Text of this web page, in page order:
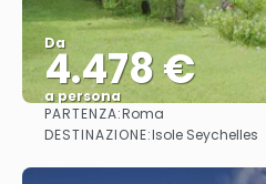
Da
4.478 €
a persona
Vedere
PARTENZA:Roma
DESTINAZIONE:Isole Seychelles